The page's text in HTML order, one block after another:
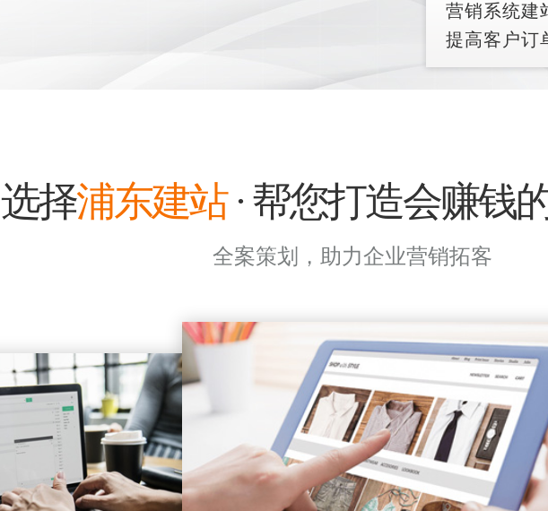
营销系统建
提高客户订
选择浦东建站· 帮您打造会赚钱
全案策划，助力企业营销拓客